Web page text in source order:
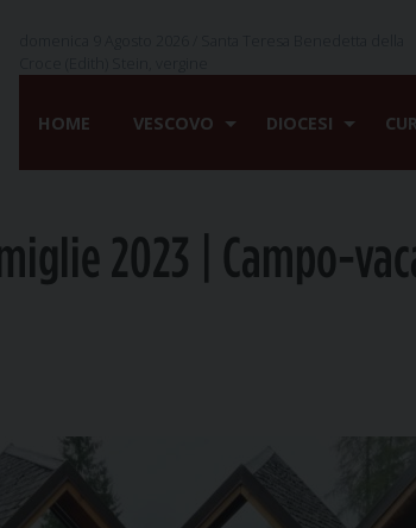
HOME VESCOVO DIOCESI
2023 | Campo-